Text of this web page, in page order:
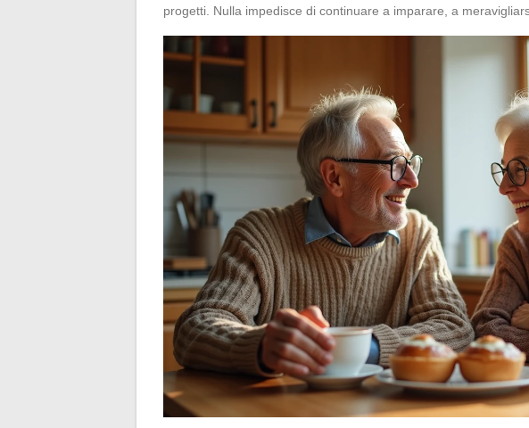
progetti. Nulla impedisce di continuare a imparare, a